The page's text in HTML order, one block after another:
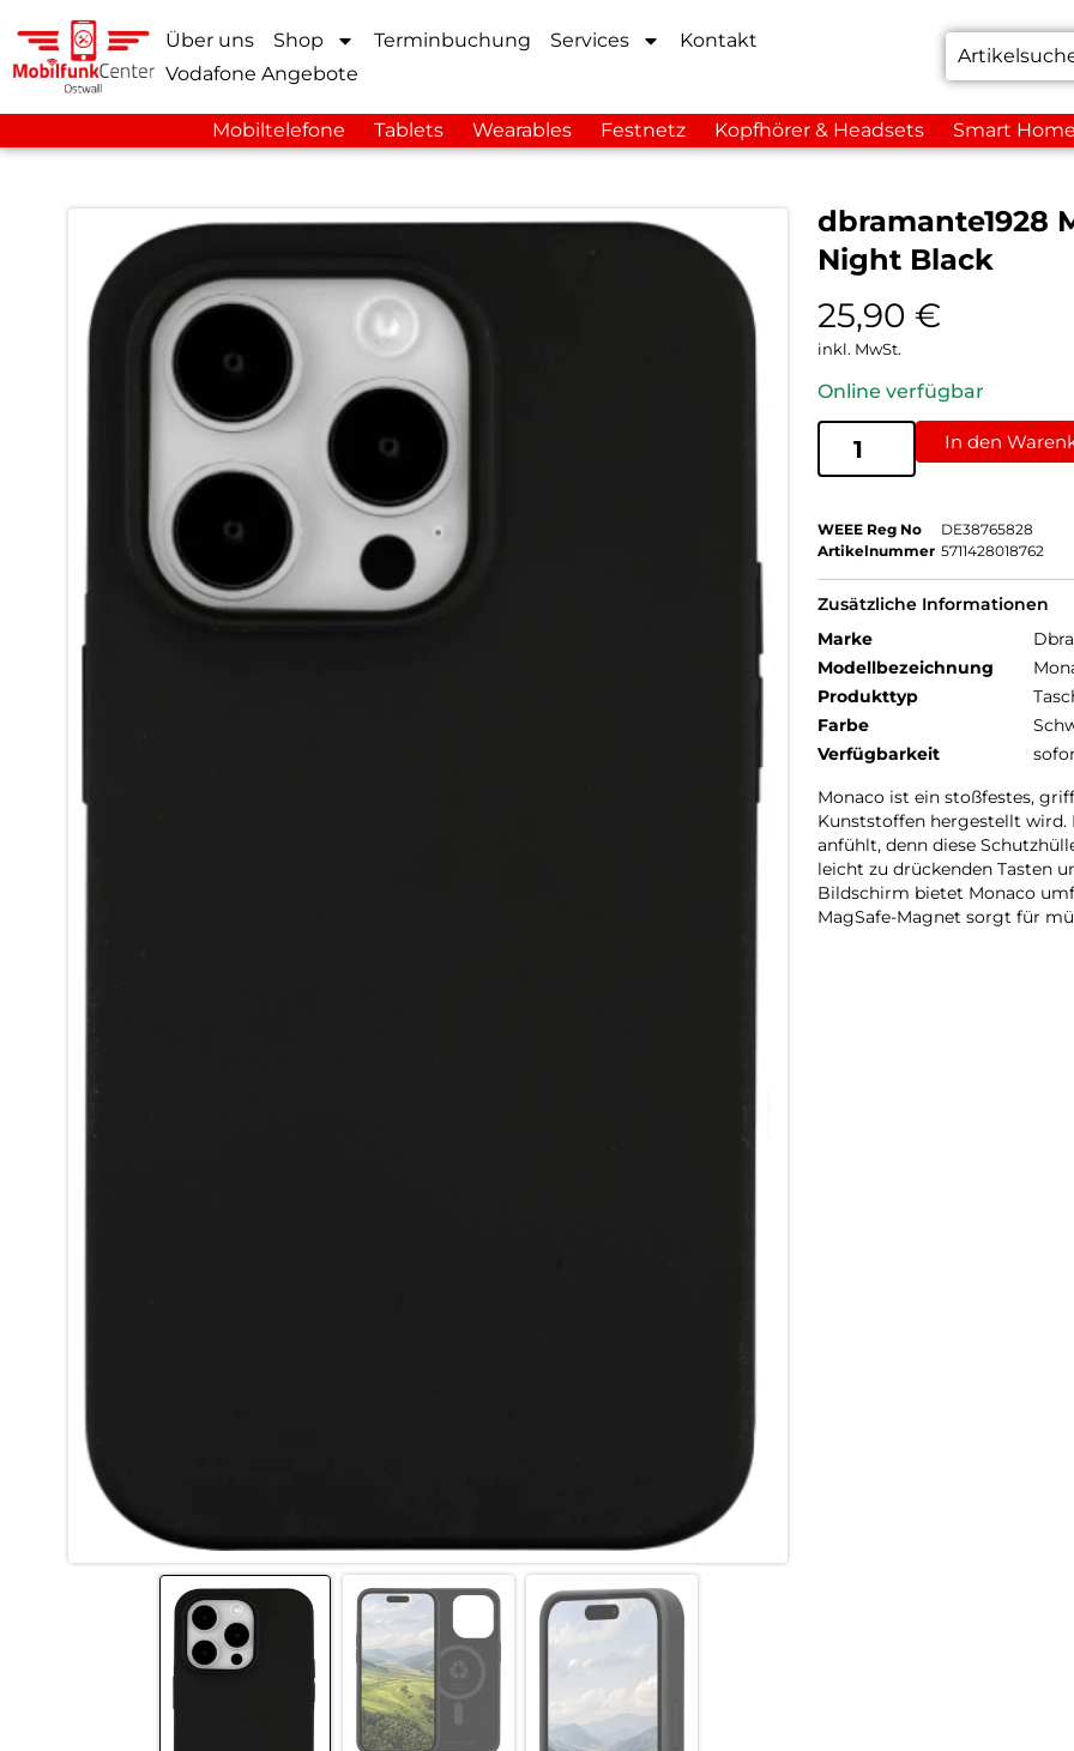
Über uns Shop Terminbuchung Services
Kontakt
Vodafone Angebote
Mobiltelefone Tablets Wearables Festnetz Kopfhörer & Headsets Smart
dbramante1928
Night Black
25,90 €
inkl. MwSt.
Online verfügbar
In den
WEEE Reg No
DE38765828
Artikelnummer 5711428018762
Zusätzliche Informationen
Marke
Modellbezeichnung
Produkttyp
Farbe
Verfügbarkeit
Monaco ist ein stoßfestes,
Kunststoffen hergestellt wird.
anfühlt, denn diese
leicht zu drückenden Tasten
Bildschirm bietet Monaco
MagSafe-Magnet sorgt für